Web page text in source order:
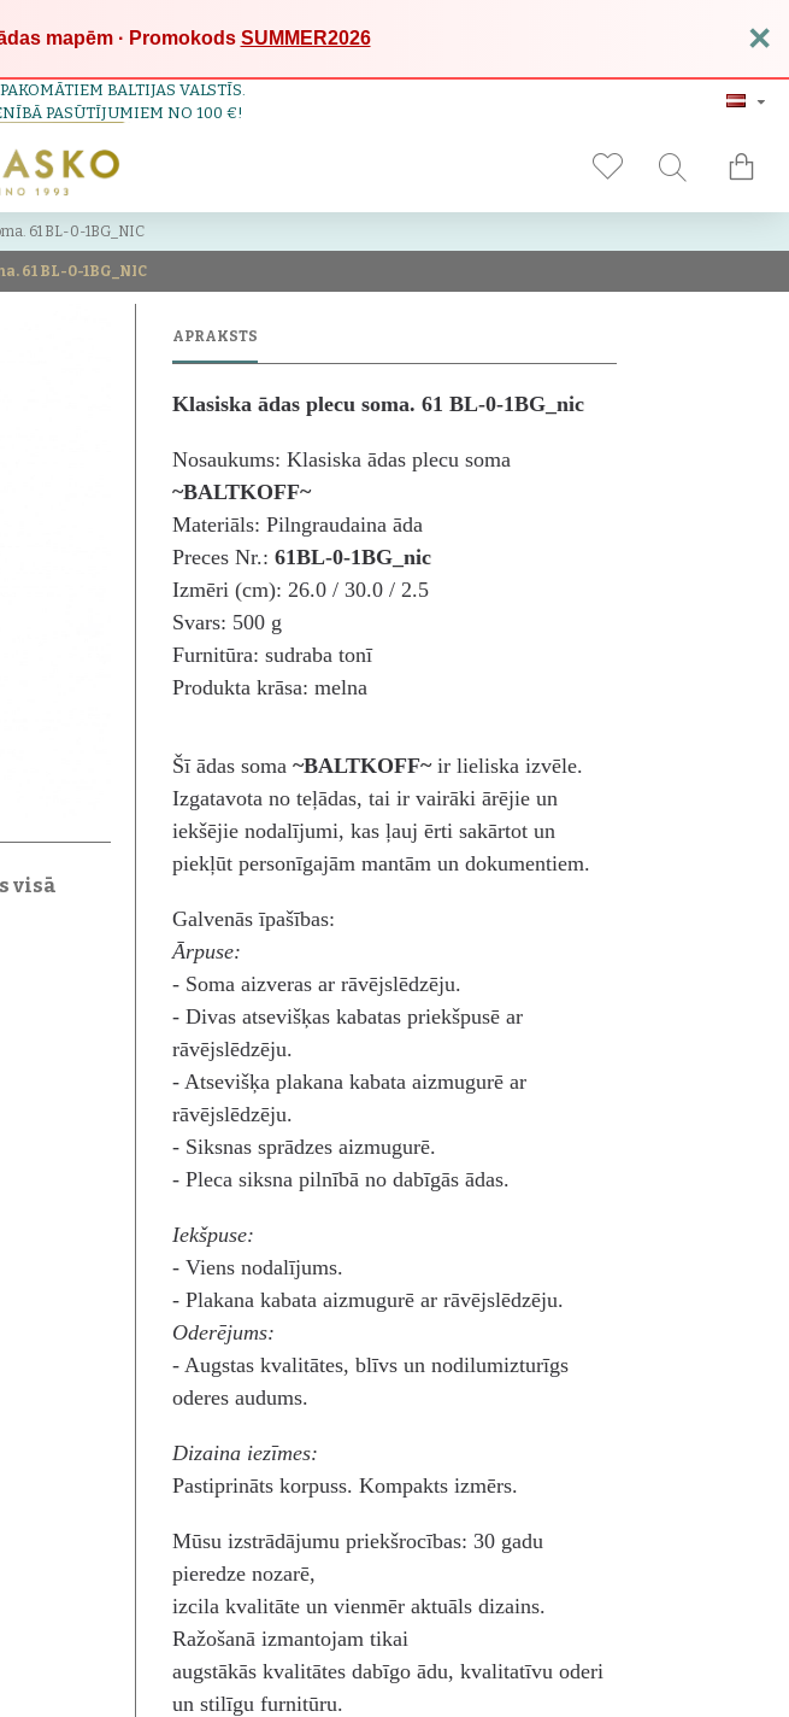
mapēm · Promokods SUMMER2026 ×
BALTIJAS VALSTĪS.
PASŪTĪJUMIEM NO 100 €!
61 BL-0-1BG_NIC
61 BL-0-1BG_NIC
visā
APRAKSTS
Klasiska ādas plecu soma. 61 BL-0-1BG_nic
Nosaukums: Klasiska ādas plecu soma
~BALTKOFF~
Materiāls: Pilngraudaina āda
Preces Nr.:61BL-0-1BG_nic
Izmēri (cm): 26.0 / 30.0 / 2.5
Svars: 500 g
Furnitūra: sudraba tonī
Produkta krāsa: melna
Šī ādas soma~BALTKOFF~ir lieliska izvēle.
Izgatavota no teļādas, tai ir vairāki ārējie un
iekšējie nodalījumi, kas ļauj ērti sakārtot un
piekļūt personīgajām mantām un dokumentiem.
Galvenās īpašības:
Ārpuse:
- Soma aizveras ar rāvējslēdzēju.
- Divas atsevišķas kabatas priekšpusē ar
rāvējslēdzēju.
- Atsevišķa plakana kabata aizmugurē ar
rāvējslēdzēju.
- Siksnas sprādzes aizmugurē.
- Pleca siksna pilnībā no dabīgās ādas.
Iekšpuse:
- Viens nodalījums.
- Plakana kabata aizmugurē ar rāvējslēdzēju.
Oderējums:
- Augstas kvalitātes, blīvs un nodilumizturīgs
oderes audums.
Dizaina iezīmes:
Pastiprināts korpuss. Kompakts izmērs.
Mūsu izstrādājumu priekšrocības: 30 gadu
pieredze nozarē,
izcila kvalitāte un vienmēr aktuāls dizains.
Ražošanā izmantojam tikai
augstākās kvalitātes dabīgo ādu, kvalitatīvu oderi
un stilīgu furnitūru.